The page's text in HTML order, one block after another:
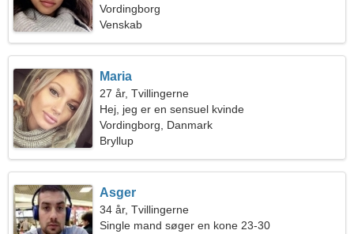
Vordingborg
Venskab
Maria
27 år, Tvillingerne
Hej, jeg er en sensuel kvinde
Vordingborg, Danmark
Bryllup
Asger
34 år, Tvillingerne
Single mand søger en kone 23-30